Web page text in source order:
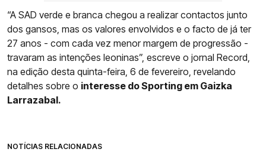
“A SAD verde e branca chegou a realizar contactos junto
dos gansos, mas os valores envolvidos e o facto de já ter
27 anos - com cada vez menor margem de progressão -
travaram as intenções leoninas”, escreve o jornal Record,
na edição desta quinta-feira, 6 de fevereiro, revelando
detalhes sobre o interesse do Sporting em Gaizka
Larrazabal.
NOTÍCIAS RELACIONADAS